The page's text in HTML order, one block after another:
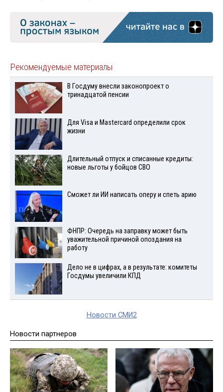
Рекомендуемые материалы
В Госдуму внесли законопроект о
тринадцатой пенсии
Для Visа и Mastercard определили срок
жизни
Длительный отпуск и списанные кредиты:
новые льготы у бойцов СВО
Сможет ли ИИ написать оперу и спеть арию
ФНПР: Очередь на заправку может быть
уважительной причиной опоздания на
работу
Дело не в цифрах, а в результате: комитеты
Госдумы увеличили КПД
Новости СМИ2
Новости партнеров